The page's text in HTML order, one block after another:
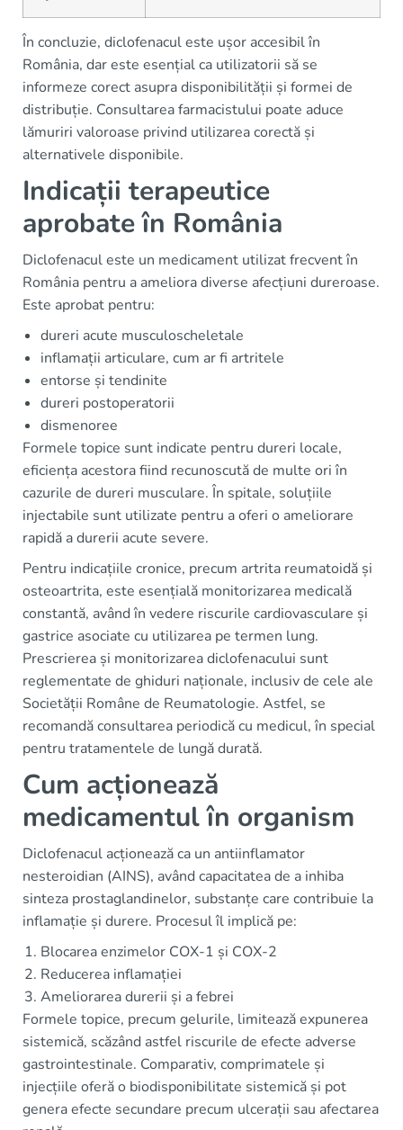
În concluzie, diclofenacul este ușor accesibil în
România, dar este esențial ca utilizatorii să se
informeze corect asupra disponibilității și formei de
distribuție. Consultarea farmacistului poate aduce
lămuriri valoroase privind utilizarea corectă și
alternativele disponibile.
Indicații terapeutice
aprobate în România
Diclofenacul este un medicament utilizat frecvent în
România pentru a ameliora diverse afecțiuni dureroase.
Este aprobat pentru:
dureri acute musculoscheletale
inflamații articulare, cum ar fi artritele
entorse și tendinite
dureri postoperatorii
dismenoree
Formele topice sunt indicate pentru dureri locale,
eficiența acestora fiind recunoscută de multe ori în
cazurile de dureri musculare. În spitale, soluțiile
injectabile sunt utilizate pentru a oferi o ameliorare
rapidă a durerii acute severe.
Pentru indicațiile cronice, precum artrita reumatoidă și
osteoartrita, este esențială monitorizarea medicală
constantă, având în vedere riscurile cardiovasculare și
gastrice asociate cu utilizarea pe termen lung.
Prescrierea și monitorizarea diclofenacului sunt
reglementate de ghiduri naționale, inclusiv de cele ale
Societății Române de Reumatologie. Astfel, se
recomandă consultarea periodică cu medicul, în special
pentru tratamentele de lungă durată.
Cum acționează
medicamentul în organism
Diclofenacul acționează ca un antiinflamator
nesteroidian (AINS), având capacitatea de a inhiba
sinteza prostaglandinelor, substanțe care contribuie la
inflamație și durere. Procesul îl implică pe:
Blocarea enzimelor COX-1 și COX-2
Reducerea inflamației
Ameliorarea durerii și a febrei
Formele topice, precum gelurile, limitează expunerea
sistemică, scăzând astfel riscurile de efecte adverse
gastrointestinale. Comparativ, comprimatele și
injecțiile oferă o biodisponibilitate sistemică și pot
genera efecte secundare precum ulcerații sau afectarea